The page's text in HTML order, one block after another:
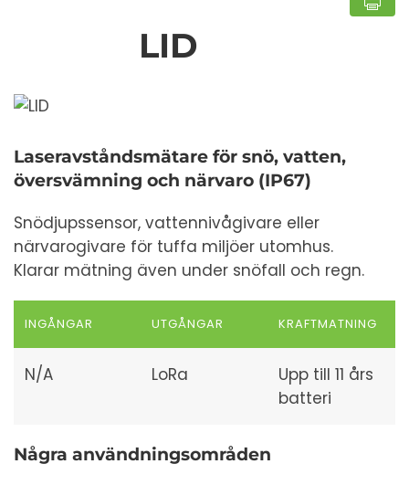
LID
Laseravståndsmätare för snö, vatten,
översvämning och närvaro (IP67)
Snödjupssensor, vattennivågivare eller
närvarogivare för tuffa miljöer utomhus.
Klarar mätning även under snöfall och regn.
INGÅNGAR UTGÅNGAR KRAFTMATNING
N/A LoRa
Upp till 11 års
batteri
Några användningsområden